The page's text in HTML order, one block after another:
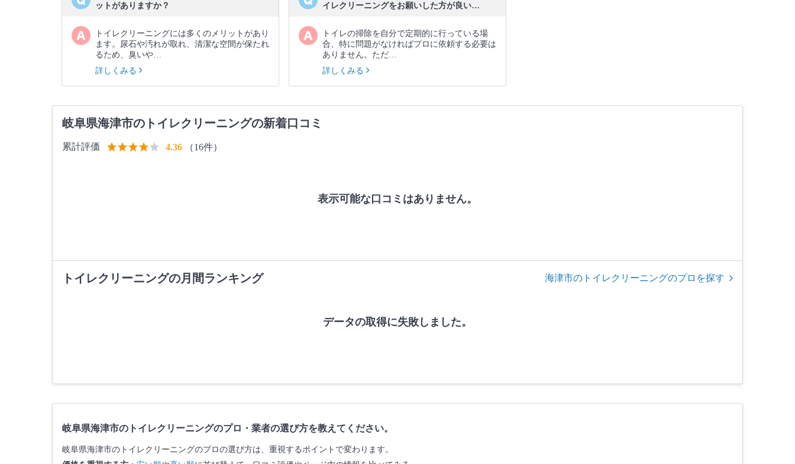
ットがありますか？
トイレクリーニングには多くのメリットがあり
ます。尿石や汚れが取れ、清潔な空間が保たれ
るため、臭いや…
詳しくみる
イレクリーニングをお願いした方が良い…
トイレの掃除を自分で定期的に行っている場
合、特に問題がなければプロに依頼する必要は
ありません。ただ…
詳しくみる
岐阜県海津市のトイレクリーニングの新着口コミ
累計評価 4.36 （16件）
表示可能な口コミはありません。
トイレクリーニングの月間ランキング 海津市のトイレクリーニングのプロを探す
データの取得に失敗しました。
岐阜県海津市のトイレクリーニングのプロ・業者の選び方を教えてください。
岐阜県海津市のトイレクリーニングのプロの選び方は、重視するポイントで変わります。